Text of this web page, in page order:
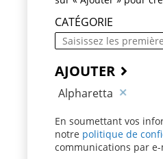
CATÉGORIE
AJOUTER
Alpharetta
En soumettant vos
notre politique de
communications par